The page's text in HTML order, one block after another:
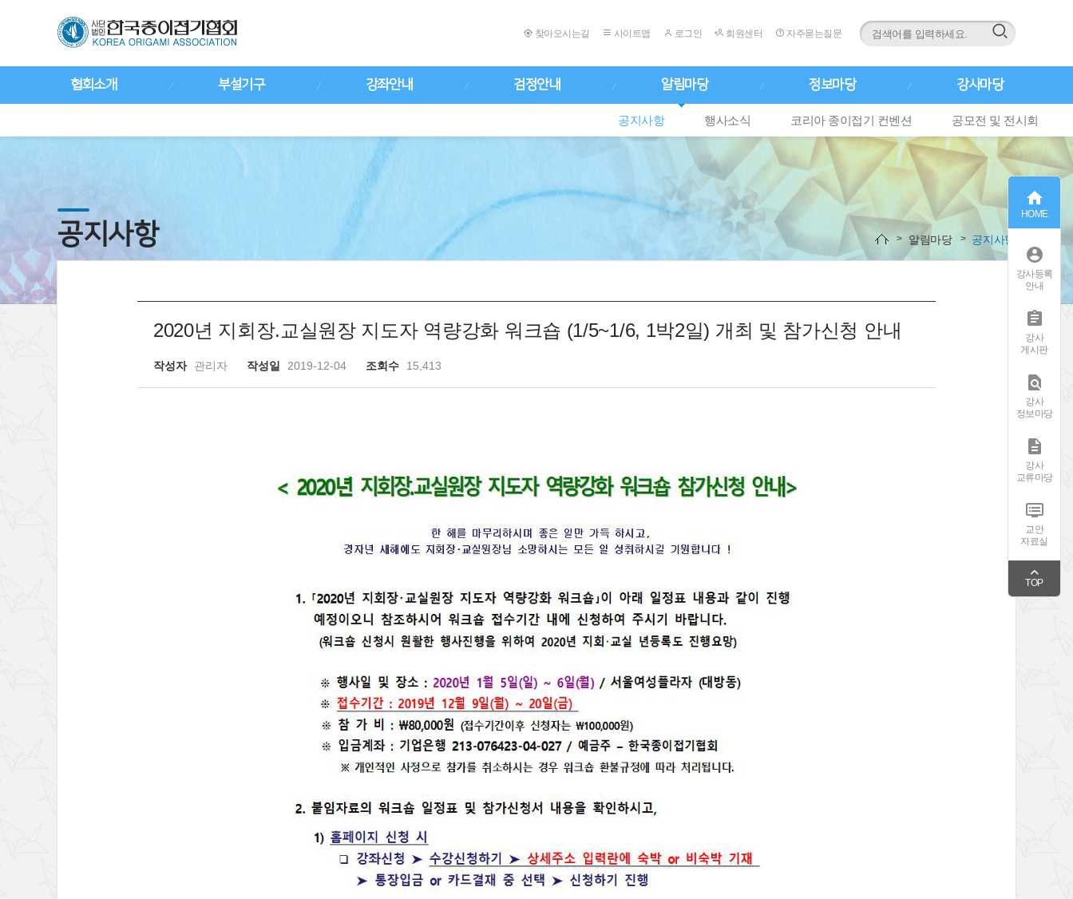
찾아오시는길 사이트맵 로그인 회원센터 자주묻는질문
협회소개 부설기구 강좌안내 검정안내 알림마당
공지사항 행사소식 코리아 종이접기 컨벤션 공모전 및 전시회
정보마당 강사마당
공지사항 알림마당 공지사항
2020년 지회장.교실원장 지도자 역량강화 워크숍 (1/5~1/6, 1박2일) 개최 및 참가신청 안내
작성자 관리자 작성일 2019-12-04 조회수 15,413

HOME

강사등록
안내

강사
게시판

강사
정보마당

강사
교류마당

교안
자료실
TOP